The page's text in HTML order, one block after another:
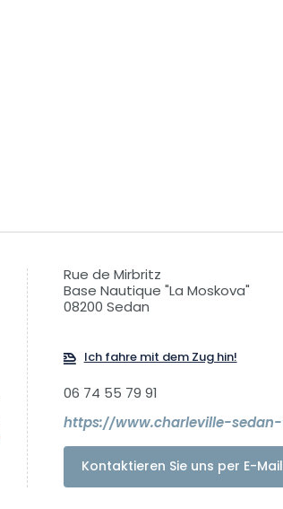
Rue de Mirbritz
Base Nautique "La Moskova"
08200 Sedan
Ich fahre mit dem Zug hin!
06 74 55 79 91
Kontaktieren Sie uns per E-Mail